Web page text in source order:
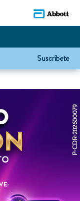
Suscríbete